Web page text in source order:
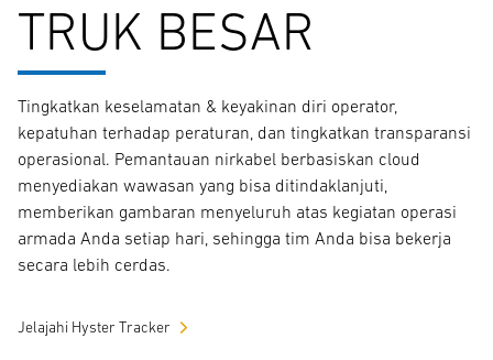
TRUK BESAR
Tingkatkan keselamatan & keyakinan diri operator,
kepatuhan terhadap peraturan, dan tingkatkan transparansi
operasional. Pemantauan nirkabel berbasiskan cloud
menyediakan wawasan yang bisa ditindaklanjuti,
memberikan gambaran menyeluruh atas kegiatan operasi
armada Anda setiap hari, sehingga tim Anda bisa bekerja
secara lebih cerdas.
Jelajahi Hyster Tracker